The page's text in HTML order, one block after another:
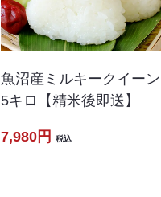
魚沼産ミルキークイーン
5キロ【精米後即送】
7,980円 税込